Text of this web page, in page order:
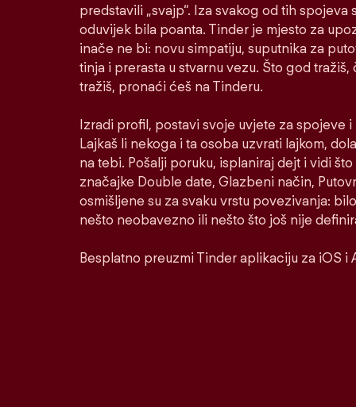
predstavili „svajp“. Iza svakog od tih spojeva
oduvijek bila poanta. Tinder je mjesto za
inače ne bi: novu simpatiju, suputnika za
tinja i prerasta u stvarnu vezu. Što god tražiš,
tražiš, pronaći ćeš na Tinderu.
Izradi profil, postavi svoje uvjete za spojeve
Lajkaš li nekoga i ta osoba uzvrati lajkom,
na tebi. Pošalji poruku, isplaniraj dejt i vidi
značajke Double date, Glazbeni način,
osmišljene su za svaku vrstu povezivanja:
nešto neobavezno ili nešto što još nije
Besplatno preuzmi Tinder aplikaciju za iOS i